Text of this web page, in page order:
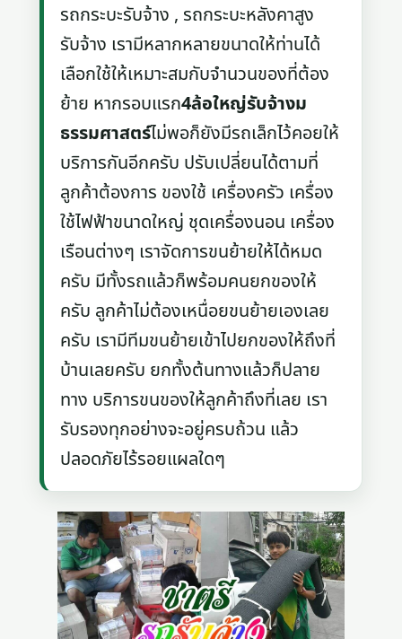
รถกระบะรับจ้าง , รถกระบะหลังคาสูง
รับจ้าง เรามีหลากหลายขนาดให้ท่านได้
เลือกใช้ให้เหมาะสมกับจำนวนของที่ต้อง
ย้าย หากรอบแรก4ล้อใหญ่รับจ้างม
ธรรมศาสตร์ไม่พอก็ยังมีรถเล็กไว้คอยให้
บริการกันอีกครับ ปรับเปลี่ยนได้ตามที่
ลูกค้าต้องการ ของใช้ เครื่องครัว เครื่อง
ใช้ไฟฟ้าขนาดใหญ่ ชุดเครื่องนอน เครื่อง
เรือนต่างๆ เราจัดการขนย้ายให้ได้หมด
ครับ มีทั้งรถแล้วก็พร้อมคนยกของให้
ครับ ลูกค้าไม่ต้องเหนื่อยขนย้ายเองเลย
ครับ เรามีทีมขนย้ายเข้าไปยกของให้ถึงที่
บ้านเลยครับ ยกทั้งต้นทางแล้วก็ปลาย
ทาง บริการขนของให้ลูกค้าถึงที่เลย เรา
รับรองทุกอย่างจะอยู่ครบถ้วน แล้ว
ปลอดภัยไร้รอยแผลใดๆ